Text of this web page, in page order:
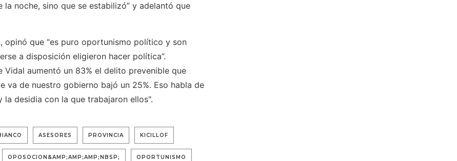
noche, sino que se estabilizó” y adelantó que
opinó que “es puro oportunismo político y son
a disposición eligieron hacer política”.
aumentó un 83% el delito prevenible que
de nuestro gobierno bajó un 25%. Eso habla de
desidia con la que trabajaron ellos".
ASESORES PROVINCIA KICILLOF
OPOSOCION&AMP;AMP;AMP;NBSP; OPORTUNISMO